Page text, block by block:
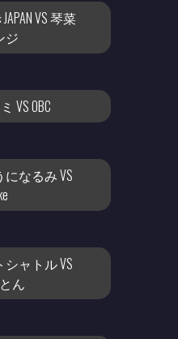
VS 琴菜
ジ
VS OBC
になるみ VS
シャトル VS
ん